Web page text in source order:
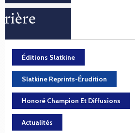
Éditions Slatkine
Slatkine Reprints-Érudition
Honoré Champion Et Diffusions
Actualités